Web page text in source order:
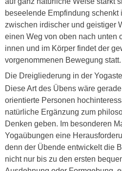
beseelende Empfindung
zwischen irdischer und geistiger
einen Weg von oben nach unten
innen und im Körper findet der
vorgenommenen Bewegung statt.
Die Dreigliederung in der
Diese Art des Übens wäre
orientierte Personen
natürliche Ergänzung zum
Denken geben. Im besonderen
Yogaübungen eine
denn der Übende entwickelt die
nicht nur bis zu den ersten